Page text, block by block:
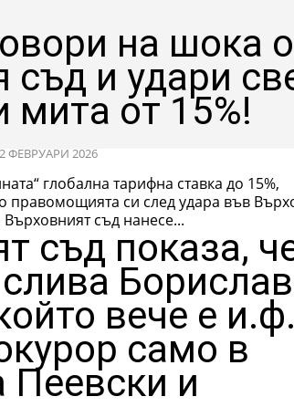
на шока
съд и удари
мита от 15%!
ФЕВРУАРИ 2026
глобална тарифна ставка до 15%,
правомощията си след удара във
Върховният съд нанесе...
съд показа,
Борислав
вече е и.ф.
само в
Пеевски и